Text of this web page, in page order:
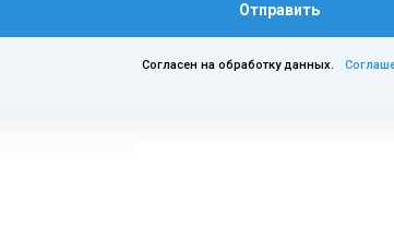
Отправить
Согласен на обработку данных.